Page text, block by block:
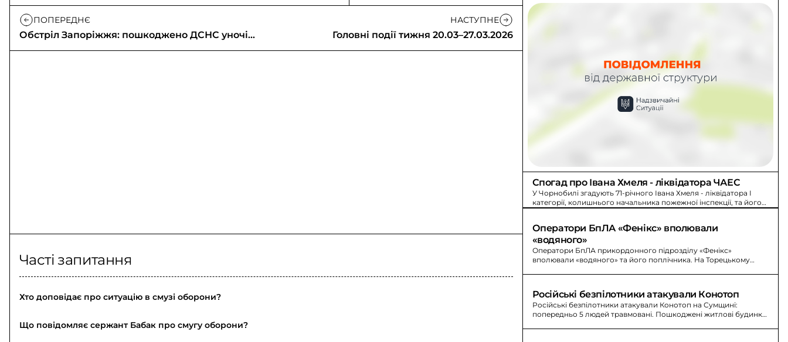
ПОПЕРЕДНЄ
Обстріл Запоріжжя: пошкоджено ДСНС уночі
27 березня
НАСТУПНЕ
Головні події тижня 20.03–27.03.2026
Часті запитання
Хто доповідає про ситуацію в смузі оборони?
Що повідомляє сержант Бабак про смугу оборони?
Спогад про Івана Хмеля - ліквідатора ЧАЕС
У Чорнобилі згадують 71-річного Івана Хмеля - ліквідатора I
категорії, колишнього начальника пожежної інспекції, та його
родину під час аварії.
Оператори БпЛА «Фенікс» вполювали
«водяного»
Оператори БпЛА прикордонного підрозділу «Фенікс»
вполювали «водяного» та його поплічника. На Торецькому
Російські безпілотники атакували Конотоп
Російські безпілотники атакували Конотоп на Сумщині:
попередньо 5 людей травмовані. Пошкоджені житлові будинки,